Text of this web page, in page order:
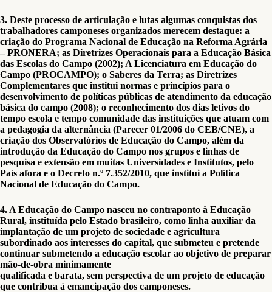
3. Deste processo de articulação e lutas algumas conquistas dos
trabalhadores camponeses organizados merecem destaque: a
criação do Programa Nacional de Educação na Reforma Agrária
– PRONERA; as Diretrizes Operacionais para a Educação Básica
das Escolas do Campo (2002); A Licenciatura em Educação do
Campo (PROCAMPO); o Saberes da Terra; as Diretrizes
Complementares que institui normas e princípios para o
desenvolvimento de políticas públicas de atendimento da educação
básica do campo (2008); o reconhecimento dos dias letivos do
tempo escola e tempo comunidade das instituições que atuam com
a pedagogia da alternância (Parecer 01/2006 do CEB/CNE), a
criação dos Observatórios de Educação do Campo, além da
introdução da Educação do Campo nos grupos e linhas de
pesquisa e extensão em muitas Universidades e Institutos, pelo
País afora e o Decreto n.º 7.352/2010, que institui a Política
Nacional de Educação do Campo.
4. A Educação do Campo nasceu no contraponto à Educação
Rural, instituída pelo Estado brasileiro, como linha auxiliar da
implantação de um projeto de sociedade e agricultura
subordinado aos interesses do capital, que submeteu e pretende
continuar submetendo a educação escolar ao objetivo de preparar
mão-de-obra minimamente
qualificada e barata, sem perspectiva de um projeto de educação
que contribua à emancipação dos camponeses.